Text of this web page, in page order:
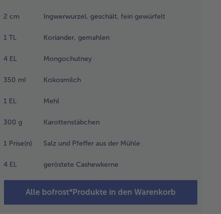
2 cm Ingwerwurzel, geschält, fein gewürfelt
1 TL Koriander, gemahlen
4 EL Mongochutney
350 ml Kokosmilch
1 EL Mehl
300 g Karottenstäbchen
1 Prise(n) Salz und Pfeffer aus der Mühle
4 EL geröstete Cashewkerne
Alle bofrost*Produkte in den Warenkorb
Koriander,